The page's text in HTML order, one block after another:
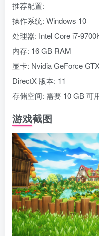
推荐配置:
操作系统: Windows 10
处理器: Intel Core i7-
内存: 16 GB RAM
显卡: Nvidia GeForce
DirectX 版本: 11
存储空间: 需要 10 GB 可
游戏截图